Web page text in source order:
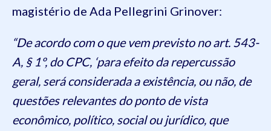
magistério de Ada Pellegrini Grinover:
“De acordo com o que vem previsto no art. 543-
A, § 1º, do CPC, ‘para efeito da repercussão
geral, será considerada a existência, ou não, de
questões relevantes do ponto de vista
econômico, político, social ou jurídico, que